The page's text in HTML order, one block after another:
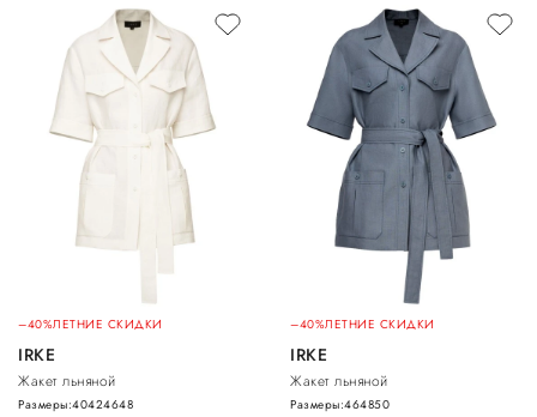
–40%ЛЕТНИЕ СКИДКИ
IRKE
Жакет льняной
Размеры:40424648
–40%ЛЕТНИЕ СКИДКИ
IRKE
Жакет льняной
Размеры:464850